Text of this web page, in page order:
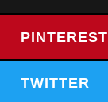
PINTEREST
TWITTER